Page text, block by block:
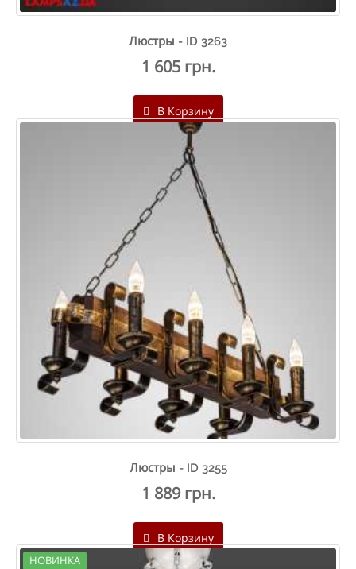
Люстры - ID 3263
1 605 грн.
В Корзину
Люстры - ID 3255
1 889 грн.
В Корзину
НОВИНКА